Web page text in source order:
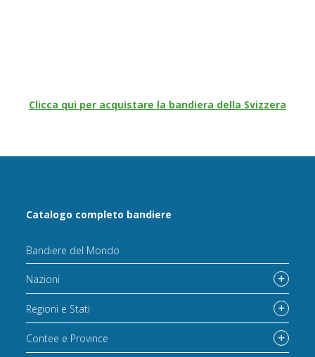
Clicca qui per acquistare la bandiera della Svizzera
Catalogo completo bandiere
Bandiere del Mondo
Nazioni
Regioni e Stati
Contee e Province